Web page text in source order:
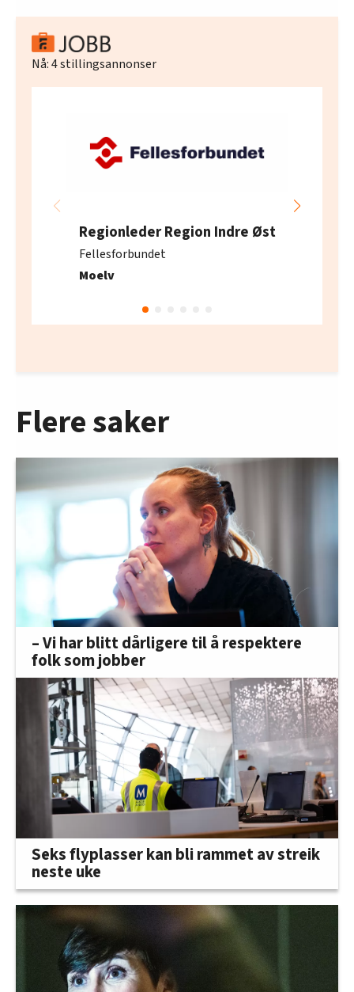
Nå:4stillingsannonser
Regionleder Region Indre Øst
Fellesforbundet
Moelv
Flere saker
– Vi har blitt dårligere til å respektere
folk som jobber
Seks flyplasser kan bli rammet av streik
neste uke